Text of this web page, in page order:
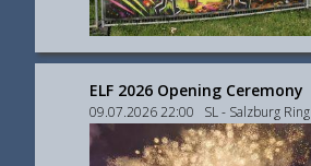
ELF 2026 Opening Ceremony
09.07.2026 22:00 SL - Salzburg Ring